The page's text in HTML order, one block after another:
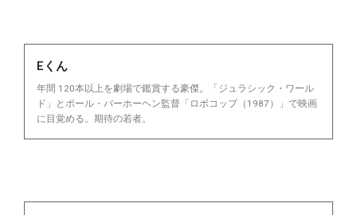
Eくん
年間 120本以上を劇場で鑑賞する豪傑。「ジュラシック・ワール
ド」とポール・バーホーヘン監督「ロボコップ（1987）」で映画
に目覚める。期待の若者。